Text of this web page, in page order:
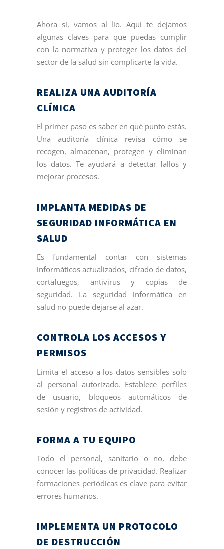
Ahora sí, vamos al lío. Aquí te dejamos
algunas claves para que puedas cumplir
con la normativa y proteger los datos del
sector de la salud sin complicarte la vida.
REALIZA UNA AUDITORÍA
CLÍNICA
El primer paso es saber en qué punto estás.
Una auditoría clínica revisa cómo se
recogen, almacenan, protegen y eliminan
los datos. Te ayudará a detectar fallos y
mejorar procesos.
IMPLANTA MEDIDAS DE
SEGURIDAD INFORMÁTICA EN
SALUD
Es fundamental contar con sistemas
informáticos actualizados, cifrado de datos,
cortafuegos, antivirus y copias de
seguridad. La seguridad informática en
salud no puede dejarse al azar.
CONTROLA LOS ACCESOS Y
PERMISOS
Limita el acceso a los datos sensibles solo
al personal autorizado. Establece perfiles
de usuario, bloqueos automáticos de
sesión y registros de actividad.
FORMA A TU EQUIPO
Todo el personal, sanitario o no, debe
conocer las políticas de privacidad. Realizar
formaciones periódicas es clave para evitar
errores humanos.
IMPLEMENTA UN PROTOCOLO
DE DESTRUCCIÓN